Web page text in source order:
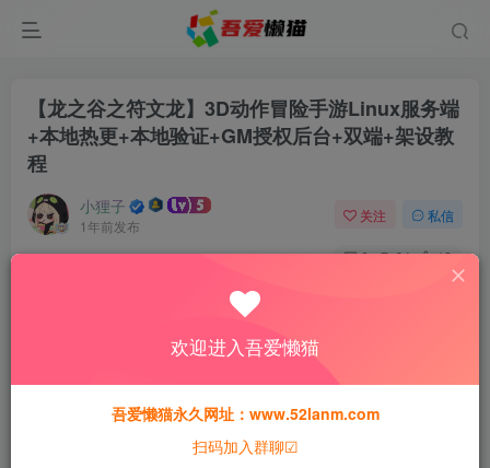
【龙之谷之符文龙】3D动作冒险手游Linux服务端
+本地热更+本地验证+GM授权后台+双端+架设教
程
小狸子
1年前发布
关注 私信
0 64 13
此内容为付费资源，请付费后查看
猫粮30
15
欢迎进入吾爱懒猫
吾爱懒猫永久网址：www.52lanm.com
扫码加入群聊☑